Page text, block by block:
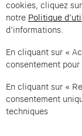
Imprint of the
General terms
Cookie settings
Support(opens in
cookies, cliquez
notre Politique
d’informations.
En cliquant sur «
consentement pour
En cliquant sur «
consentement
techniques